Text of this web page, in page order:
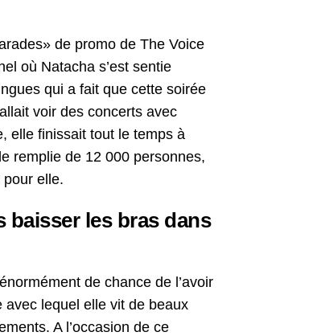
de promo de The Voice
où Natacha s’est sentie
qui a fait que cette soirée
voir des concerts avec
elle finissait tout le temps à
remplie de 12 000 personnes,
pour elle.
baisser les bras dans
de chance de l’avoir
avec lequel elle vit de beaux
A l’occasion de ce